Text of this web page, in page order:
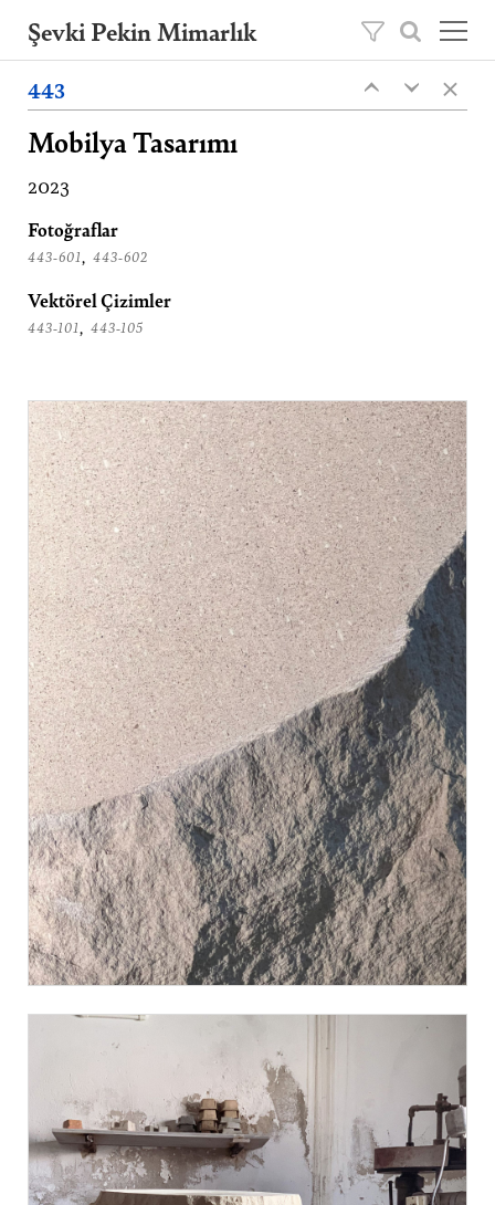
Şevki Pekin Mimarlık
mimarlık ofisini, 2020 yılından itibaren oğlu
Ömer Pekin yönetmektedir.
Projeler
Hakkımızda
Yayınlar
İletişim
443 ‹
‹ ×
Mobilya Tasarımı
2023
Fotoğraflar
443-601, 443-602
Vektörel Çizimler
443-101, 443-105